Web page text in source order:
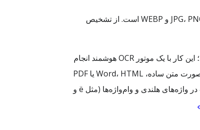
ابزار Dutch Image OCR یک سرویس OCR آنلاین و رایگان برای استخراج متن هلندی از تصاویری مانند ‎JPG، PNG، TIFF، BMP، GIF و WEBP است. از تشخیص
با استفاده از ابزار Dutch Image OCR می‌توانید متن هلندی را از اسکن‌ها، اسکرین‌شات‌ها و عکس‌های موبایل دیجیتالی کنید؛ این کار با یک موتور OCR هوشمند انجام
می‌شود. تصویر را آپلود کنید، زبان OCR را روی هلندی قرار دهید و محتوا را به متنی تبدیل کنید که بتوانید آن را کپی کنید یا به‌صورت متن ساده، Word، HTML یا PDF
قابل جستجو خروجی بگیرید. این ابزار برای متن چاپی هلندی و ترکیب‌های رایج حروف مانند ij و همچنین حروف دارای اَعراب در واژه‌های هلندی و وام‌واژه‌ها (مثل ë و